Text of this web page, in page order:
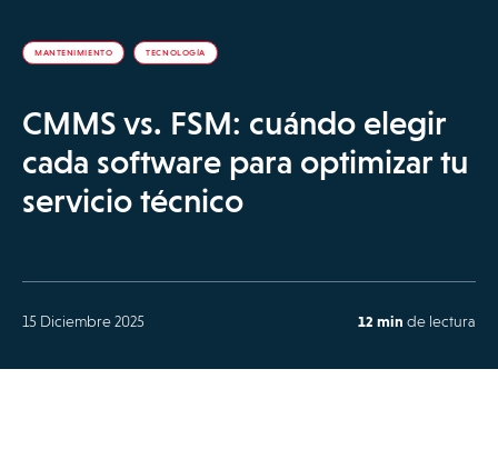
MANTENIMIENTO TECNOLOGÍA
CMMS vs. FSM: cuándo elegir
cada software para optimizar tu
servicio técnico
15 Diciembre 2025 12 min de lectura